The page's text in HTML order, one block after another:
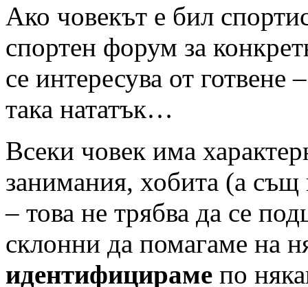
Ако човекът е бил
спортен форум за
се интересува от
така нататък…
Всеки човек има
занимания, хобита (а
– това не трябва да се
склонни да помагаме на
идентифицираме по